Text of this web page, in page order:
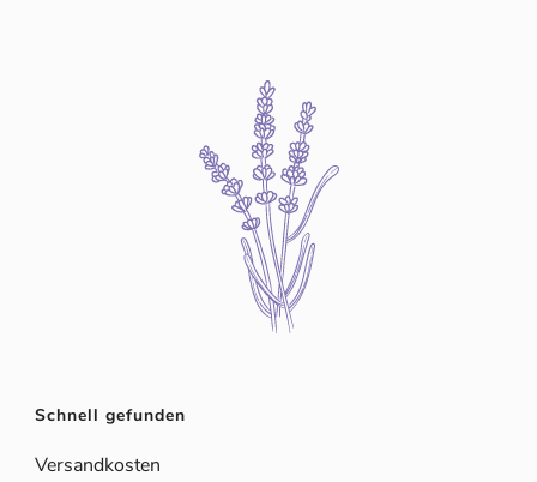
Schnell gefunden
Versandkosten